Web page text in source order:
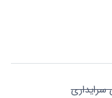
سرایداری